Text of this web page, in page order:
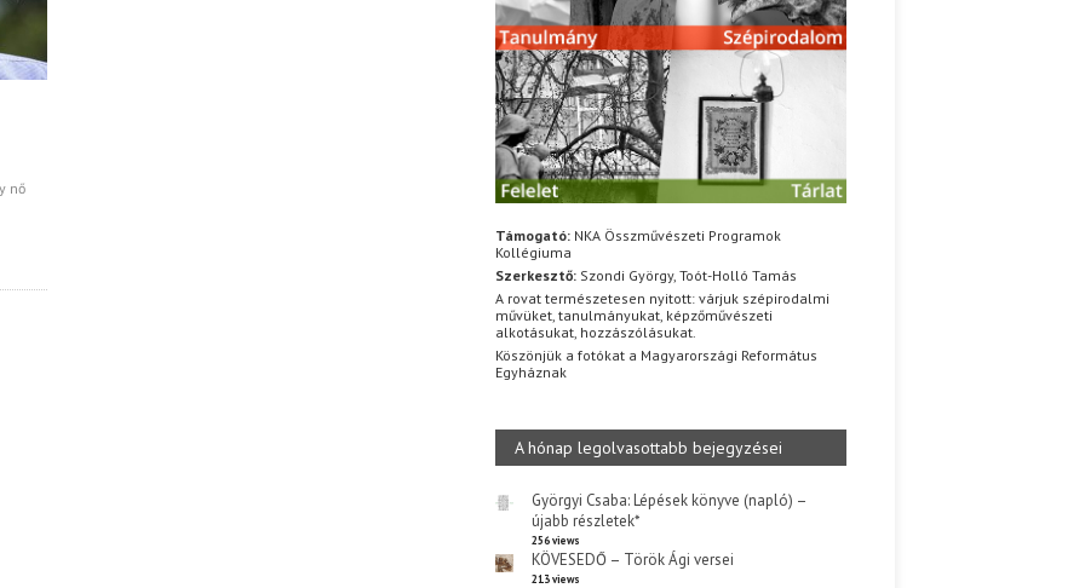
nő
Támogató: NKA Összművészeti Programok
Kollégiuma
Szerkesztő: Szondi György, Toót-Holló Tamás
A rovat természetesen nyitott: várjuk szépirodalmi
művüket, tanulmányukat, képzőművészeti
alkotásukat, hozzászólásukat.
Köszönjük a fotókat a Magyarországi Református
Egyháznak
A hónap legolvasottabb bejegyzései
Györgyi Csaba: Lépések könyve (napló) –
újabb részletek*
256 views
KÖVESEDŐ – Török Ági versei
213 views